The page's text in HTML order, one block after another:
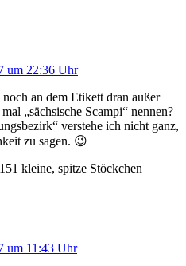
um 22:36 Uhr
an dem Etikett dran außer
„sächsische Scampi“ nennen?
verstehe ich nicht ganz,
zu sagen. 😉
kleine, spitze Stöckchen
um 11:43 Uhr